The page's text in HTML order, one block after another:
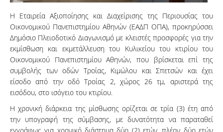
Η Εταιρεία Αξιοποίησης και Διαχείρισης της Περιουσίας του
Οικονομικού Πανεπιστημίου Αθηνών (ΕΑΔΠ ΟΠΑ), προκηρύσσει
Δημόσιο Πλειοδοτικό Διαγωνισμό με κλειστές προσφορές για την
εκμίσθωση και εκμετάλλευση του Κυλικείου του κτιρίου του
Οικονομικού Πανεπιστημίου Αθηνών, που βρίσκεται επί της
συμβολής των οδών Τροίας, Κιμώλου και Σπετσών και έχει
είσοδο από την οδό Τροίας 2, χώρος 26 τμ, αριστερά της
εισόδου, στο ισόγειο του κτιρίου.
Η χρονική διάρκεια της μίσθωσης ορίζεται σε τρία (3) έτη από
την υπογραφή της σύμβασης, με δυνατότητα να παραταθεί